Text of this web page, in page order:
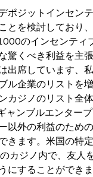
ポジットインセン
とを検討しており
のインセンティ
驚くべき利益を主
出席しています、
ル企業のリストを
カジノのリスト全
ャンブルエンター
以外の利益のため
きます。米国の特
カジノ内で、友人
にすることができま